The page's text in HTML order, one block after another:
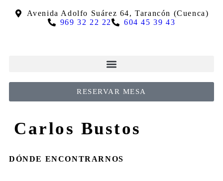
Avenida Adolfo Suárez 64, Tarancón (Cuenca)
969 32 22 22
604 45 39 43
RESERVAR MESA
Carlos Bustos
DÓNDE ENCONTRARNOS